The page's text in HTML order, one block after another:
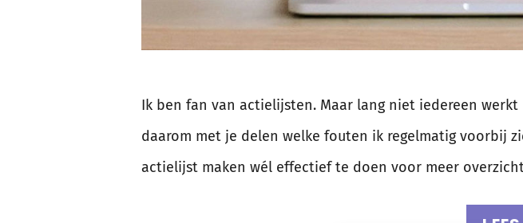
Ik ben fan van actielijsten. Maar lang niet iedereen
daarom met je delen welke fouten ik regelmatig voorbij
actielijst maken wél effectief te doen voor meer